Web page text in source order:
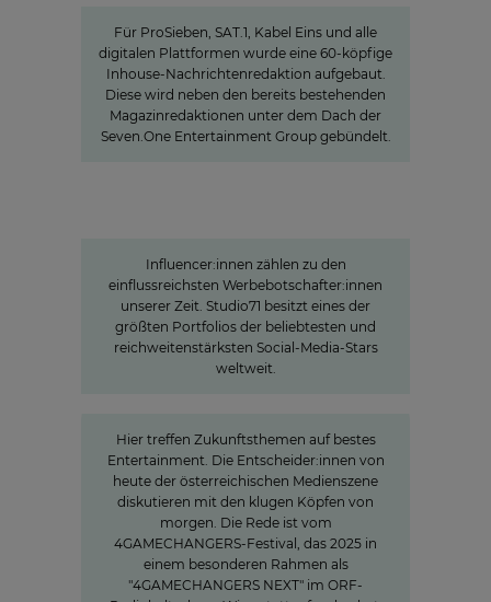
Für ProSieben, SAT.1, Kabel Eins und alle
digitalen Plattformen wurde eine 60-köpfige
Inhouse-Nachrichtenredaktion aufgebaut.
Diese wird neben den bereits bestehenden
Magazinredaktionen unter dem Dach der
Seven.One Entertainment Group gebündelt.
Influencer:innen zählen zu den
einflussreichsten Werbebotschafter:innen
unserer Zeit. Studio71 besitzt eines der
größten Portfolios der beliebtesten und
reichweitenstärksten Social-Media-Stars
weltweit.
Hier treffen Zukunftsthemen auf bestes
Entertainment. Die Entscheider:innen von
heute der österreichischen Medienszene
diskutieren mit den klugen Köpfen von
morgen. Die Rede ist vom
4GAMECHANGERS-Festival, das 2025 in
einem besonderen Rahmen als
"4GAMECHANGERS NEXT" im ORF-